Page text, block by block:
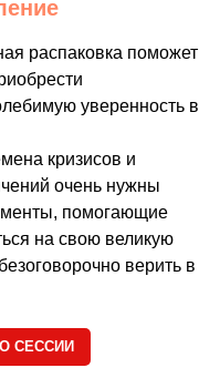
распаковка поможет
уверенность в
кризисов и
очень нужны
помогающие
на свою великую
верить в
СЕССИИ